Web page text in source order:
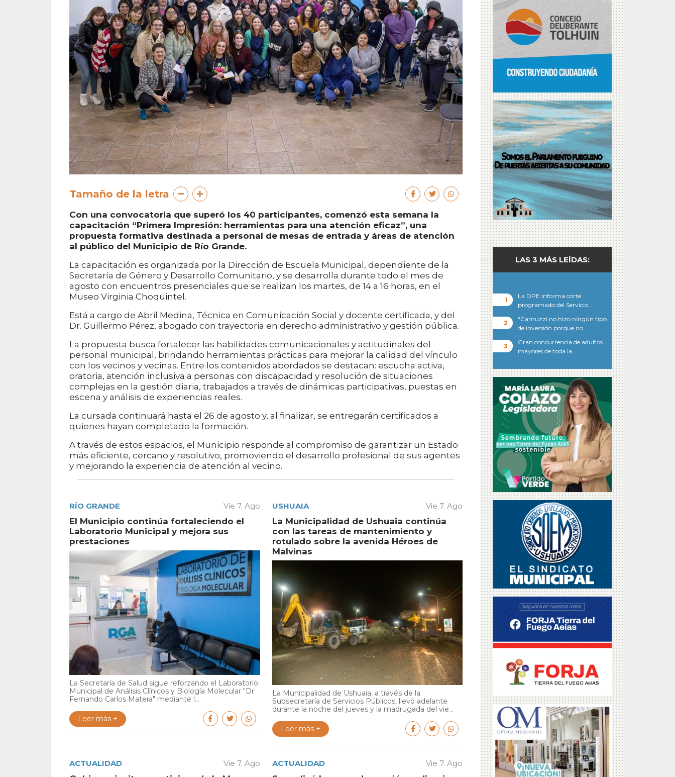
Tamaño de la letra
Con una convocatoria que superó los 40 participantes, comenzó esta semana la
capacitación “Primera Impresión: herramientas para una atención eficaz”, una
propuesta formativa destinada a personal de mesas de entrada y áreas de atención
al público del Municipio de Río Grande.
La capacitación es organizada por la Dirección de Escuela Municipal, dependiente de la
Secretaría de Género y Desarrollo Comunitario, y se desarrolla durante todo el mes de
agosto con encuentros presenciales que se realizan los martes, de 14 a 16 horas, en el
Museo Virginia Choquintel.
Está a cargo de Abril Medina, Técnica en Comunicación Social y docente certificada, y del
Dr. Guillermo Pérez, abogado con trayectoria en derecho administrativo y gestión pública.
La propuesta busca fortalecer las habilidades comunicacionales y actitudinales del
personal municipal, brindando herramientas prácticas para mejorar la calidad del vínculo
con los vecinos y vecinas. Entre los contenidos abordados se destacan: escucha activa,
oratoria, atención inclusiva a personas con discapacidad y resolución de situaciones
complejas en la gestión diaria, trabajados a través de dinámicas participativas, puestas en
escena y análisis de experiencias reales.
La cursada continuará hasta el 26 de agosto y, al finalizar, se entregarán certificados a
quienes hayan completado la formación.
A través de estos espacios, el Municipio responde al compromiso de garantizar un Estado
más eficiente, cercano y resolutivo, promoviendo el desarrollo profesional de sus agentes
y mejorando la experiencia de atención al vecino.
RÍO GRANDE Vie 7. Ago
El Municipio continúa fortaleciendo el
Laboratorio Municipal y mejora sus
prestaciones
La Secretaría de Salud sigue reforzando el Laboratorio
Municipal de Análisis Clínicos y Biología Molecular "Dr.
Fernando Carlos Matera" mediante l...
Leer más +
USHUAIA Vie 7. Ago
La Municipalidad de Ushuaia continúa
con las tareas de mantenimiento y
rotulado sobre la avenida Héroes de
Malvinas
La Municipalidad de Ushuaia, a través de la
Subsecretaría de Servicios Públicos, llevó adelante
durante la noche del jueves y la madrugada del vie...
Leer más +
ACTUALIDAD Vie 7. Ago ACTUALIDAD Vie 7. Ago
LAS 3 MÁS LEÍDAS:
La DPE informa corte
programado del Servicio…
“Camuzzi no hizo ningún tipo
de inversión porque no…
Gran concurrencia de adultos
mayores de toda la…